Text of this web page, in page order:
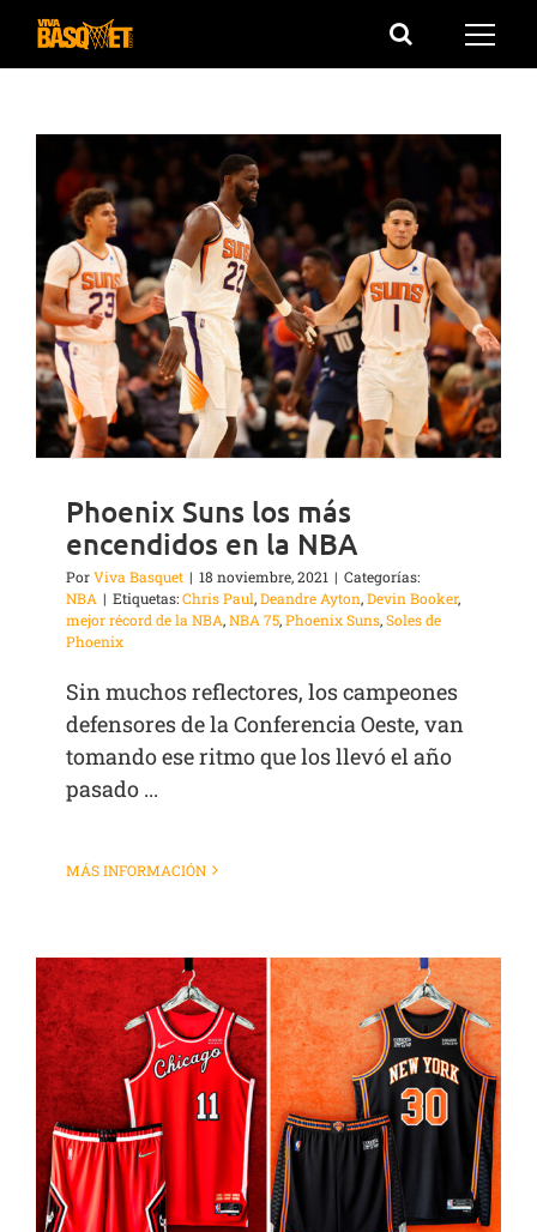
Saltar
Phoenix Suns los más
encendidos en la NBA
PorViva Basquet | 18 noviembre, 2021 | Categorías:
NBA | Etiquetas:Chris Paul,Deandre Ayton,Devin Booker,
mejor récord de la NBA,NBA 75,Phoenix Suns,Soles de
Phoenix
Sin muchos reflectores, los campeones
defensores de la Conferencia Oeste, van
tomando ese ritmo que los llevó el año
pasado ...
MÁS INFORMACIÓN